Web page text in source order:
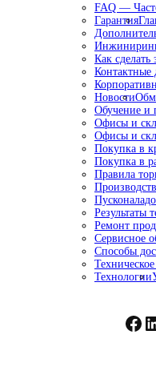
FAQ —
Гарантия
Как сделать
Контактные
Новости
Обучение и
Офисы и
Офисы и
Покупка в
Покупка в
Правила
Результаты
Ремонт
Сервисное
Способы
Технологии